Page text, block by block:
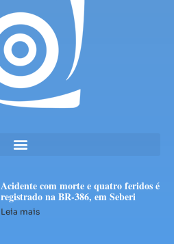
Acidente com morte e quatro feridos é
registrado na BR-386, em Seberi
Leia mais